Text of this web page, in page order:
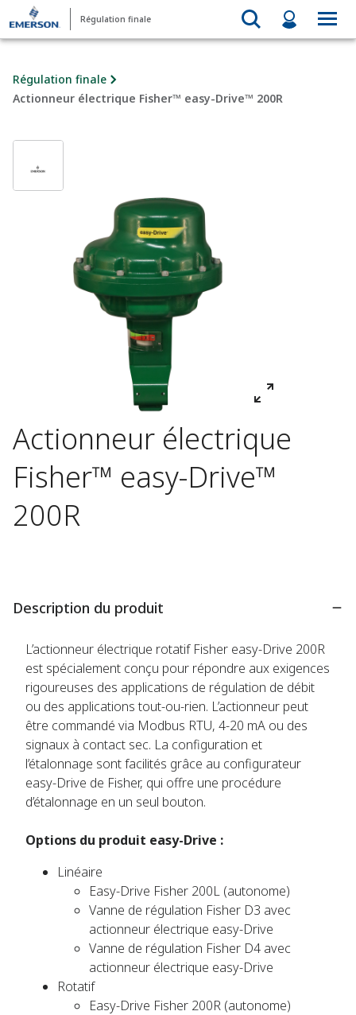
Régulation finale
Régulation finale
Actionneur électrique Fisher™ easy-Drive™ 200R
Actionneur électrique
Fisher™ easy-Drive™
200R
Description du produit
L’actionneur électrique rotatif Fisher easy-Drive 200R
est spécialement conçu pour répondre aux exigences
rigoureuses des applications de régulation de débit
ou des applications tout-ou-rien. L’actionneur peut
être commandé via Modbus RTU, 4-20 mA ou des
signaux à contact sec. La configuration et
l’étalonnage sont facilités grâce au configurateur
easy-Drive de Fisher, qui offre une procédure
d’étalonnage en un seul bouton.
Options du produit easy-Drive :
Linéaire
Easy-Drive Fisher 200L (autonome)
Vanne de régulation Fisher D3 avec
actionneur électrique easy-Drive
Vanne de régulation Fisher D4 avec
actionneur électrique easy-Drive
Rotatif
Easy-Drive Fisher 200R (autonome)